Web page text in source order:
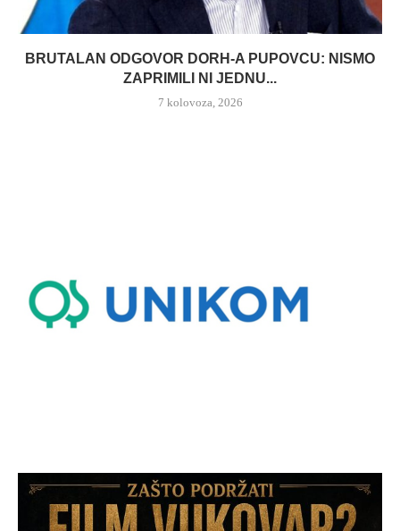
BRUTALAN ODGOVOR DORH-A PUPOVCU: NISMO
ZAPRIMILI NI JEDNU...
7 kolovoza, 2026